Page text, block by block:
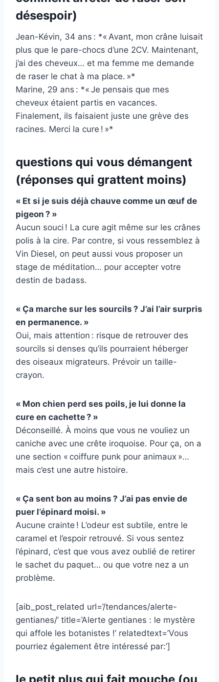
désespoir)
Jean-Kévin, 34 ans : *« Avant, mon crâne luisait
plus que le pare-chocs d’une 2CV. Maintenant,
j’ai des cheveux… et ma femme me demande
de raser le chat à ma place. »*
Marine, 29 ans : *« Je pensais que mes
cheveux étaient partis en vacances.
Finalement, ils faisaient juste une grève des
racines. Merci la cure ! »*
questions qui vous démangent
(réponses qui grattent moins)
« Et si je suis déjà chauve comme un œuf de
pigeon ? »
Aucun souci ! La cure agit même sur les crânes
polis à la cire. Par contre, si vous ressemblez à
Vin Diesel, on peut aussi vous proposer un
stage de méditation… pour accepter votre
destin de badass.
« Ça marche sur les sourcils ? J’ai l’air surpris
en permanence. »
Oui, mais attention : risque de retrouver des
sourcils si denses qu’ils pourraient héberger
des oiseaux migrateurs. Prévoir un taille-
crayon.
« Mon chien perd ses poils, je lui donne la
cure en cachette ? »
Déconseillé. À moins que vous ne vouliez un
caniche avec une crête iroquoise. Pour ça, on a
une section « coiffure punk pour animaux »…
mais c’est une autre histoire.
« Ça sent bon au moins ? J’ai pas envie de
puer l’épinard moisi. »
Aucune crainte ! L’odeur est subtile, entre le
caramel et l’espoir retrouvé. Si vous sentez
l’épinard, c’est que vous avez oublié de retirer
le sachet du paquet… ou que votre nez a un
problème.
[aib_post_related url=’/tendances/alerte-
gentianes/’ title=’Alerte gentianes : le mystère
qui affole les botanistes !’ relatedtext=’Vous
pourriez également être intéressé par:’]